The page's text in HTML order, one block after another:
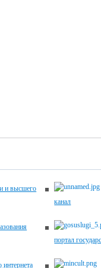
и высшего
канал
портал
интернета